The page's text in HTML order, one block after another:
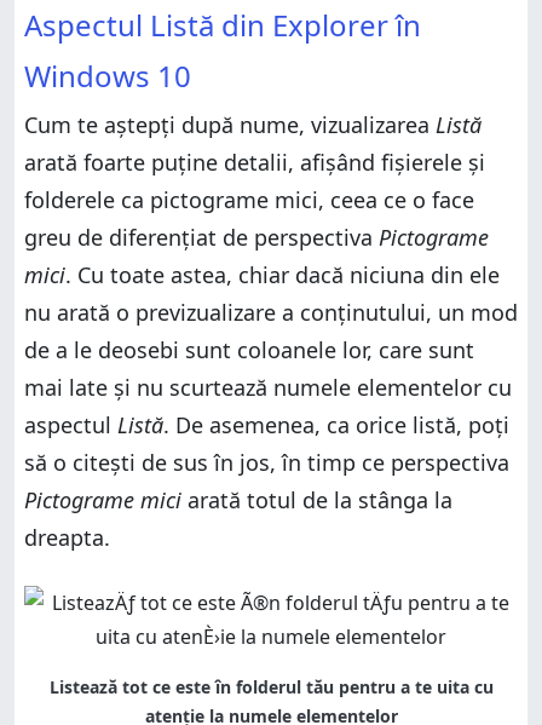
Aspectul Listă din Explorer în
Windows 10
Cum te aștepți după nume, vizualizarea Listă
arată foarte puține detalii, afișând fișierele și
folderele ca pictograme mici, ceea ce o face
greu de diferențiat de perspectiva Pictograme
mici. Cu toate astea, chiar dacă niciuna din ele
nu arată o previzualizare a conținutului, un mod
de a le deosebi sunt coloanele lor, care sunt
mai late și nu scurtează numele elementelor cu
aspectul Listă. De asemenea, ca orice listă, poți
să o citești de sus în jos, în timp ce perspectiva
Pictograme mici arată totul de la stânga la
dreapta.